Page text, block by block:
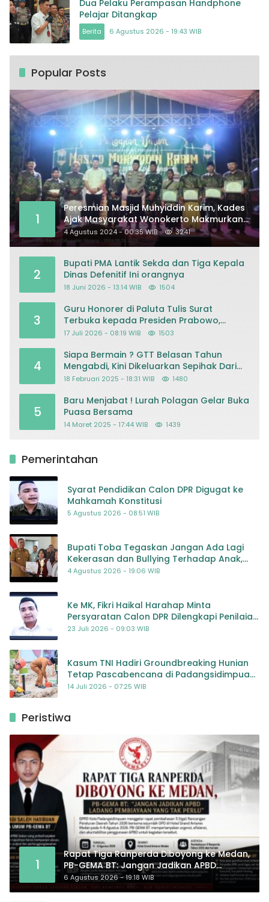
Dua Pelaku Perampasan Handphone
Pelajar Ditangkap
Berita 6 Agustus 2026 - 19:43 WIB
Popular Posts
1
Peresmian Masjid Muhyiddin Karim, Kades
Ajak Masyarakat Wonokerto Makmurkan
Masjid
4 Agustus 2024 - 00:35 WIB 3241
2
Bupati PMA Lantik Sekda dan Tiga Kepala
Dinas Defenitif Ini orangnya
18 Juni 2026 - 13:14 WIB 1504
3
Guru Honorer di Paluta Tulis Surat
Terbuka kepada Presiden Prabowo,
Mohon Keadilan atas Dugaan
17 Juli 2026 - 08:19 WIB 1503
4
Siapa Bermain ? GTT Belasan Tahun
Mengabdi, Kini Dikeluarkan Sepihak Dari
Dapodik
18 Februari 2025 - 18:31 WIB 1480
5
Baru Menjabat ! Lurah Polagan Gelar Buka
Puasa Bersama
14 Maret 2025 - 17:44 WIB 1439
Pemerintahan
Syarat Pendidikan Calon DPR Digugat ke
Mahkamah Konstitusi
5 Agustus 2026 - 08:51 WIB
Bupati Toba Tegaskan Jangan Ada Lagi
Kekerasan dan Bullying Terhadap Anak,
Dorong Kolaborasi Seluruh Pihak
4 Agustus 2026 - 19:06 WIB
Ke MK, Fikri Haikal Harahap Minta
Persyaratan Calon DPR Dilengkapi Penilaian
Kompetensi
23 Juli 2026 - 09:03 WIB
Kasum TNI Hadiri Groundbreaking Hunian
Tetap Pascabencana di Padangsidimpuan,
Harapan Baru bagi Penyintas
14 Juli 2026 - 07:25 WIB
Peristiwa
1
Rapat Tiga Ranperda Diboyong ke Medan,
PB-GEMA BT: Jangan Jadikan APBD
Ladang Pembiayaan yang Tak Perlu
6 Agustus 2026 - 19:18 WIB